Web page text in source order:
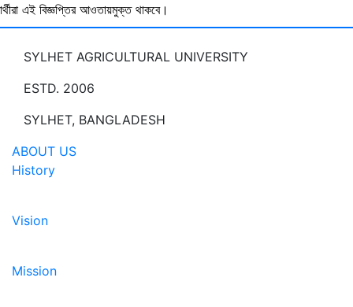
এই বিজ্ঞপ্তির আওতায়মুক্ত থাকবে।
SYLHET AGRICULTURAL UNIVERSITY
ESTD. 2006
SYLHET, BANGLADESH
ABOUT US
History
Vision
Mission